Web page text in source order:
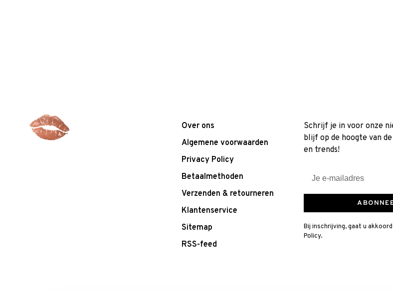
Over ons
Algemene voorwaarden
Privacy Policy
Betaalmethoden
Verzenden & retourneren
Klantenservice
Sitemap
RSS-feed
Schrijf je in voor onze
blijf op de hoogte van
en trends!
Bij inschrijving, gaat u
Policy.